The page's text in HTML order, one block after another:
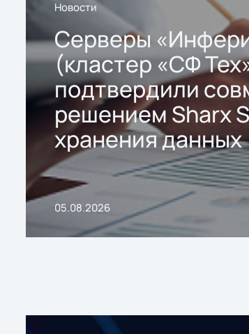
Новости
Серверы
(кластер «СФ
подтвердили
решением Sharx
хранения данных
05.08.2026